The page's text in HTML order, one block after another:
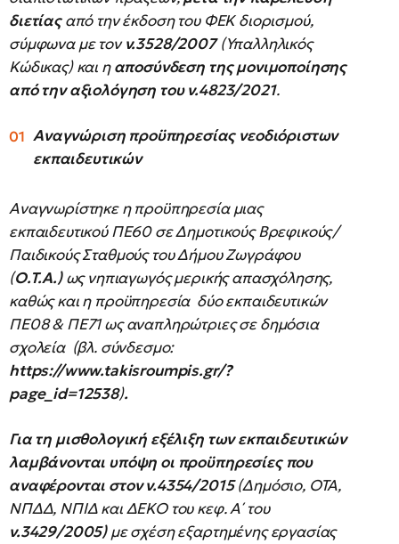
διετίαςαπό την έκδοση του ΦΕΚ διορισμού,
σύμφωνα με τονν.3528/2007(Υπαλληλικός
Κώδικας) και ηαποσύνδεση της μονιμοποίησης
από την αξιολόγηση του ν.4823/2021.
Αναγνώριση προϋπηρεσίας νεοδιόριστων
εκπαιδευτικών
Αναγνωρίστηκε η προϋπηρεσία μιας
εκπαιδευτικού ΠΕ60 σε Δημοτικούς Βρεφικούς/
Παιδικούς Σταθμούς του Δήμου Ζωγράφου
(Ο.Τ.Α.)ως νηπιαγωγός μερικής απασχόλησης,
καθώς και η προϋπηρεσία δύο εκπαιδευτικών
ΠΕ08 & ΠΕ71 ως αναπληρώτριες σε δημόσια
σχολεία (βλ. σύνδεσμο:
https://www.takisroumpis.gr/?
page_id=12538).
Για τη μισθολογική εξέλιξη των εκπαιδευτικών
λαμβάνονται υπόψη οι προϋπηρεσίες που
αναφέρονται στον ν.4354/2015(Δημόσιο, ΟΤΑ,
ΝΠΔΔ, ΝΠΙΔ και ΔΕΚΟ του κεφ. Α΄ του
ν.3429/2005)με σχέση εξαρτημένης εργασίας